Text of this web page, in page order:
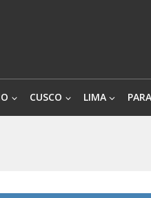
CUSCO LIMA